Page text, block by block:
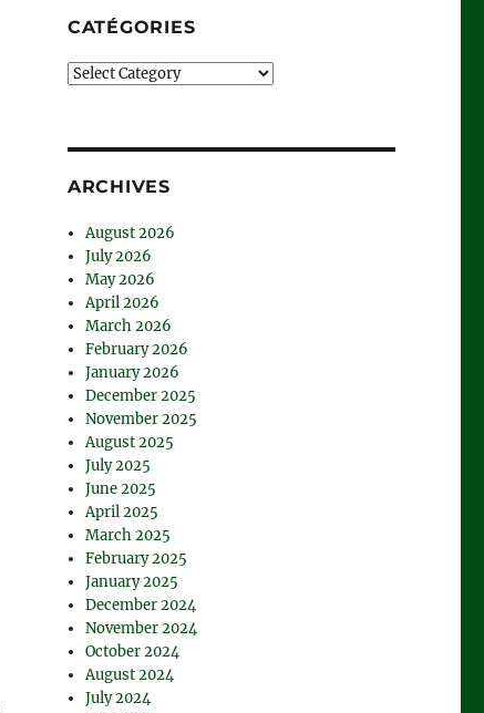
CATÉGORIES
Catégories
ARCHIVES
August 2026
July 2026
May 2026
April 2026
March 2026
February 2026
January 2026
December 2025
November 2025
August 2025
July 2025
June 2025
April 2025
March 2025
February 2025
January 2025
December 2024
November 2024
October 2024
August 2024
July 2024